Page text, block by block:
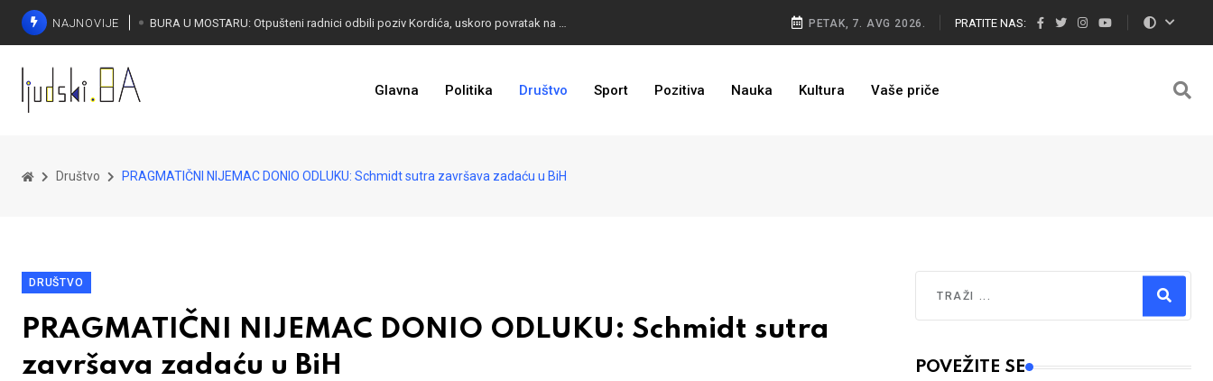
NAJNOVIJE PETAK, 7. AVG 2026. PRATITE NAS:
Glavna Politika Društvo Sport Pozitiva Nauka Kultura Vaše priče
Društvo PRAGMATIČNI NIJEMAC DONIO ODLUKU: Schmidt sutra završava zadaću u BiH
DRUŠTVO
PRAGMATIČNI NIJEMAC DONIO ODLUKU: Schmidt sutra
završava zadaću u BiH
Type 2 or more characters for results.
POVEŽITE SE